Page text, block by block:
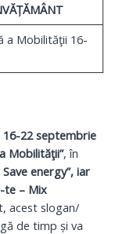
a Mobilităţii 16-
16-22 septembrie
Mobilităţii”, în
energy”, iar
te – Mix
acest slogan/
de timp și va